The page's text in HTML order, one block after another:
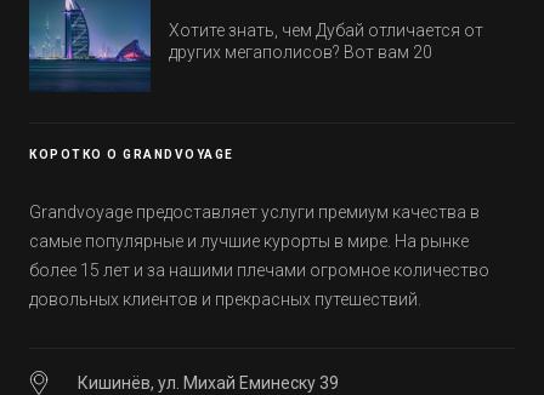
Хотите знать, чем Дубай отличается от
других мегаполисов? Вот вам 20
КОРОТКО О GRANDVOYAGE
Grandvoyage предоставляет услуги премиум качества в
самые популярные и лучшие курорты в мире. На рынке
более 15 лет и за нашими плечами огромное количество
довольных клиентов и прекрасных путешествий.
Кишинёв, ул. Михай Еминеску 39